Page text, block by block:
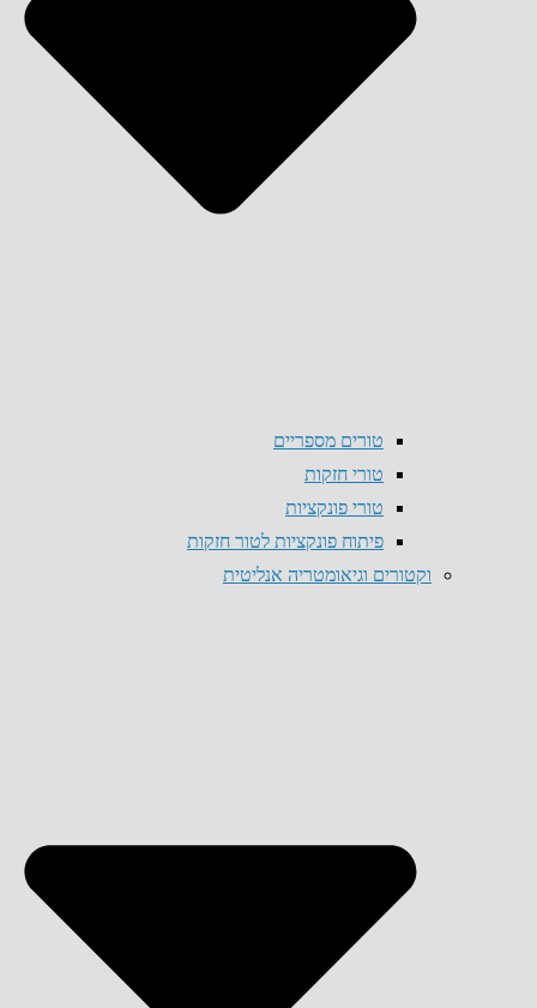
טורים מספריים
טורי חזקות
טורי פונקציות
פיתוח פונקציות לטור חזקות
וקטורים וגיאומטריה אנליטית